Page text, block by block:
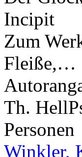
Incipit
Zum
Fleiße,…
Th. Hell
Personen
Winkler,